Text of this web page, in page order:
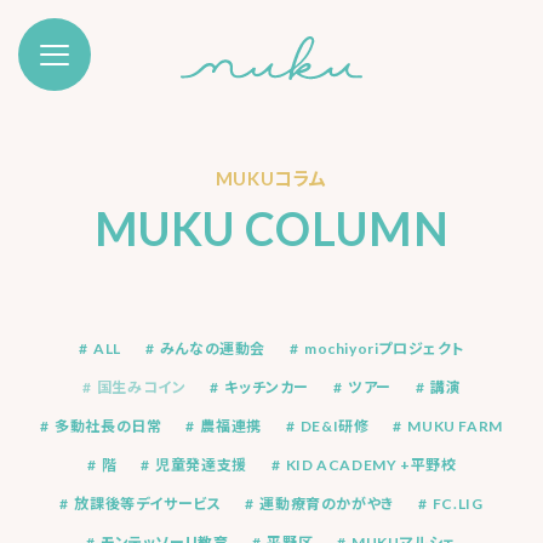
MUKUコラム
MUKU COLUMN
ALL みんなの運動会 mochiyoriプロジェクト
国生みコイン キッチンカー ツアー 講演
多動社長の日常 農福連携 DE&I研修 MUKU FARM
階 児童発達支援 KID ACADEMY +平野校
放課後等デイサービス 運動療育のかがやき FC.LIG